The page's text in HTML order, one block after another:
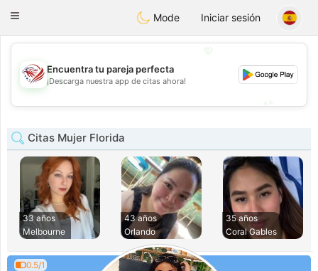
StatesDating
Toggle
Mode Iniciar sesión
💖
💕
Encuentra tu pareja perfecta
¡Descarga nuestra app de citas ahora!
Citas Mujer Florida
33 años
Melbourne
43 años
Orlando
35 años
Coral Gables
0.5/1